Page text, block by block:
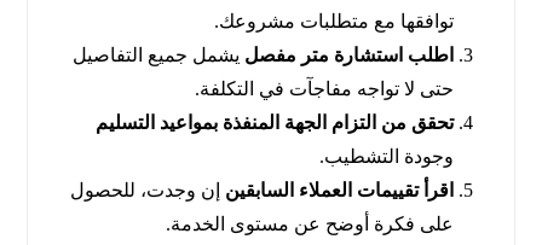
توافقها مع متطلبات مشروعك.
اطلب استشارة متر مفصل يشمل جميع التفاصيل
حتى لا تواجه مفاجآت في التكلفة.
تحقق من التزام الجهة المنفذة بمواعيد التسليم
وجودة التشطيب.
اقرأ تقييمات العملاء السابقين إن وجدت، للحصول
على فكرة أوضح عن مستوى الخدمة.